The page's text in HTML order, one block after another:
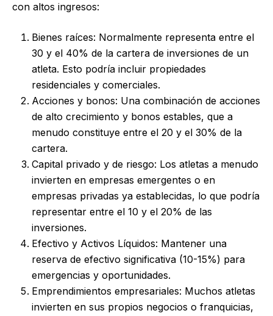
con altos ingresos:
Bienes raíces: Normalmente representa entre el
30 y el 40% de la cartera de inversiones de un
atleta. Esto podría incluir propiedades
residenciales y comerciales.
Acciones y bonos: Una combinación de acciones
de alto crecimiento y bonos estables, que a
menudo constituye entre el 20 y el 30% de la
cartera.
Capital privado y de riesgo: Los atletas a menudo
invierten en empresas emergentes o en
empresas privadas ya establecidas, lo que podría
representar entre el 10 y el 20% de las
inversiones.
Efectivo y Activos Líquidos: Mantener una
reserva de efectivo significativa (10-15%) para
emergencias y oportunidades.
Emprendimientos empresariales: Muchos atletas
invierten en sus propios negocios o franquicias,